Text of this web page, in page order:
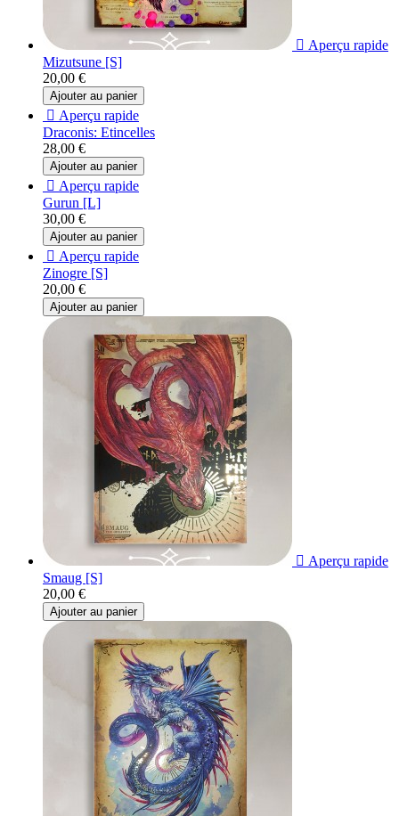
 Aperçu rapide
Mizutsune [S]
20,00 €
Ajouter au panier
 Aperçu rapide
Draconis: Etincelles
28,00 €
Ajouter au panier
 Aperçu rapide
Gurun [L]
30,00 €
Ajouter au panier
 Aperçu rapide
Zinogre [S]
20,00 €
Ajouter au panier
 Aperçu rapide
Smaug [S]
20,00 €
Ajouter au panier